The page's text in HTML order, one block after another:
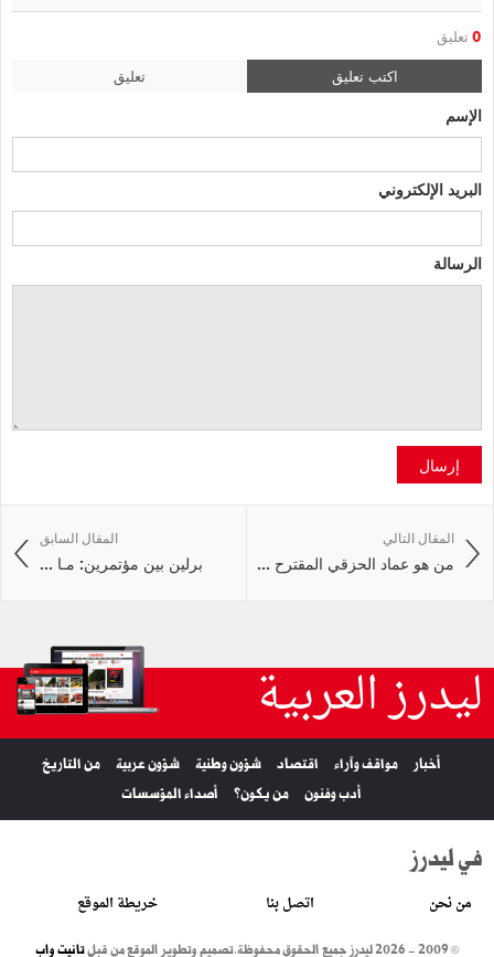
0 تعليق
اكتب تعليق تعليق
الإسم
البريد الإلكتروني
الرسالة
إرسال
المقال السابق
برلين بين مؤتمرين: مـا ...
المقال التالي
من هو عماد الحزقي المقترح ...
ليدرز العربية
أخبار مواقف وآراء اقتصاد شؤون وطنية شؤون عربية
من التاريخ
أدب وفنون
من يكون؟ أصداء المؤسسات
في ليدرز
من نحن اتصل بنا خريطة الموقع
© 2009 - 2026 ليدرز جميع الحقوق محفوظة. تصميم وتطوير الموقع من قبلتانيت واب